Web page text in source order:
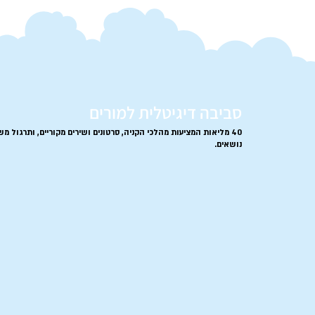
סביבה דיגיטלית למורים
40 מליאות
המציעות מהלכי הקניה, סרטונים ושירים מקוריים, ותרגול
נושאים.